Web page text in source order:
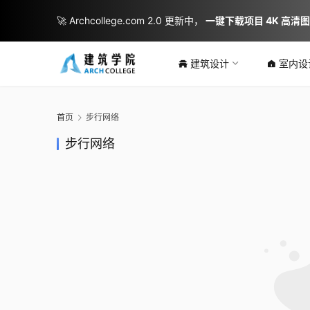
建筑设计 室内设
首页 步行网络
步行网络
🚀 Archcollege.com 2.0 更新中， 一键下载项目 4K 高清